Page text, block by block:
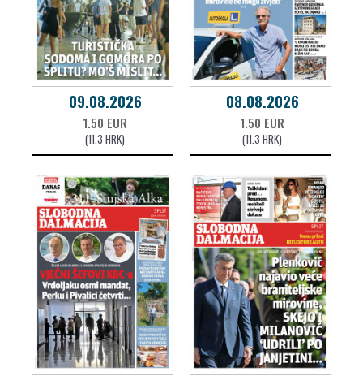
09.08.2026
1.50 EUR
(11.3 HRK)
08.08.2026
1.50 EUR
(11.3 HRK)